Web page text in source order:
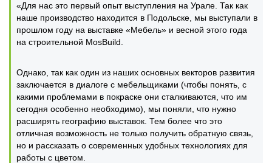
«Для нас это первый опыт выступления на Урале. Так как
наше производство находится в Подольске, мы выступали в
прошлом году на выставке «Мебель» и весной этого года
на строительной MosBuild.
Однако, так как один из наших основных векторов развития
заключается в диалоге с мебельщиками (чтобы понять, с
какими проблемами в покраске они сталкиваются, что им
сегодня особенно необходимо), мы поняли, что нужно
расширять географию выставок. Тем более что это
отличная возможность не только получить обратную связь,
но и рассказать о современных удобных технологиях для
работы с цветом.